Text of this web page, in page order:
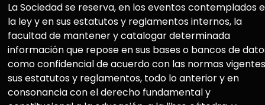
La Sociedad se reserva, en los eventos contemplados
la ley y en sus estatutos y reglamentos internos, la
facultad de mantener y catalogar determinada
información que repose en sus bases o bancos de
como confidencial de acuerdo con las normas
sus estatutos y reglamentos, todo lo anterior y en
consonancia con el derecho fundamental y